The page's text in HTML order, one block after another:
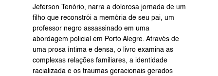
Jeferson Tenório, narra a dolorosa jornada de um
filho que reconstrói a memória de seu pai, um
professor negro assassinado em uma
abordagem policial em Porto Alegre. Através de
uma prosa íntima e densa, o livro examina as
complexas relações familiares, a identidade
racializada e os traumas geracionais gerados